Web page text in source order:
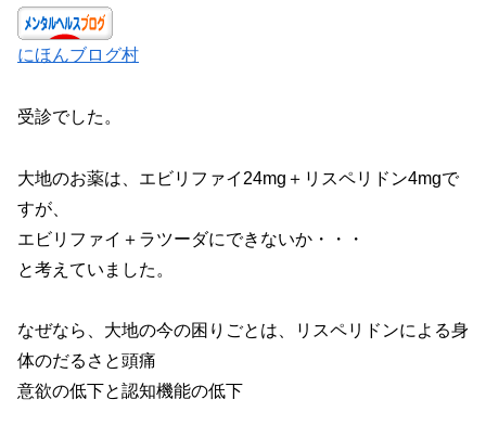
にほんブログ村
受診でした。
大地のお薬は、エビリファイ24mg＋リスペリドン4mgで
すが、
エビリファイ＋ラツーダにできないか・・・
と考えていました。
なぜなら、大地の今の困りごとは、リスペリドンによる身
体のだるさと頭痛
意欲の低下と認知機能の低下